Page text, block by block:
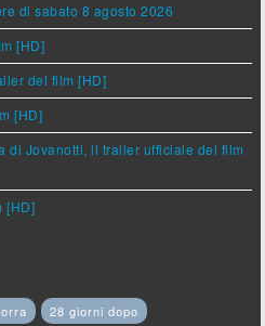
di sabato 8 agosto 2026
[HD]
del film [HD]
[HD]
di Jovanotti, il trailer ufficiale del film
[HD]
28 giorni dopo